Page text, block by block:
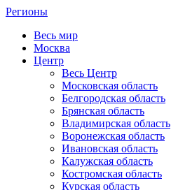
Регионы
Весь мир
Москва
Центр
Весь Центр
Московская область
Белгородская область
Брянская область
Владимирская область
Воронежская область
Ивановская область
Калужская область
Костромская область
Курская область